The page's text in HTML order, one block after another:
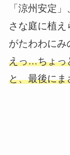
「涼州安定
さな庭に植
がたわわに
えっ…ちょっ
と、最後にま